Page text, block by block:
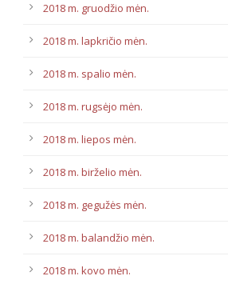
2018 m. gruodžio mėn.
2018 m. lapkričio mėn.
2018 m. spalio mėn.
2018 m. rugsėjo mėn.
2018 m. liepos mėn.
2018 m. birželio mėn.
2018 m. gegužės mėn.
2018 m. balandžio mėn.
2018 m. kovo mėn.